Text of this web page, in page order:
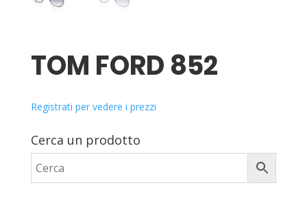
TOM FORD 852
Registrati per vedere i prezzi
Cerca un prodotto